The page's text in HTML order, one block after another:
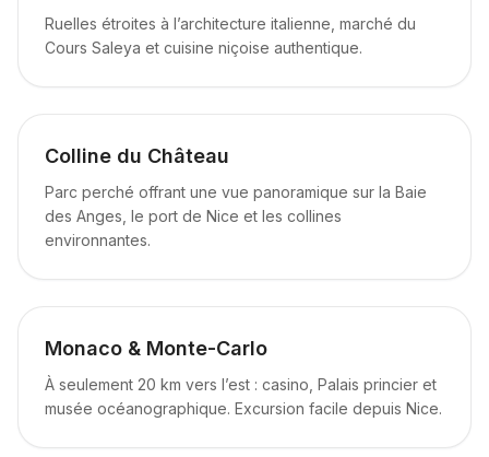
Ruelles étroites à l’architecture italienne, marché du
Cours Saleya et cuisine niçoise authentique.
Colline du Château
Parc perché offrant une vue panoramique sur la Baie
des Anges, le port de Nice et les collines
environnantes.
Monaco & Monte-Carlo
À seulement 20 km vers l’est : casino, Palais princier et
musée océanographique. Excursion facile depuis Nice.